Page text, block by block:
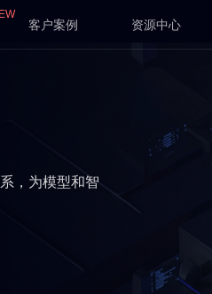
客户案例 资源中心
，为模型和智